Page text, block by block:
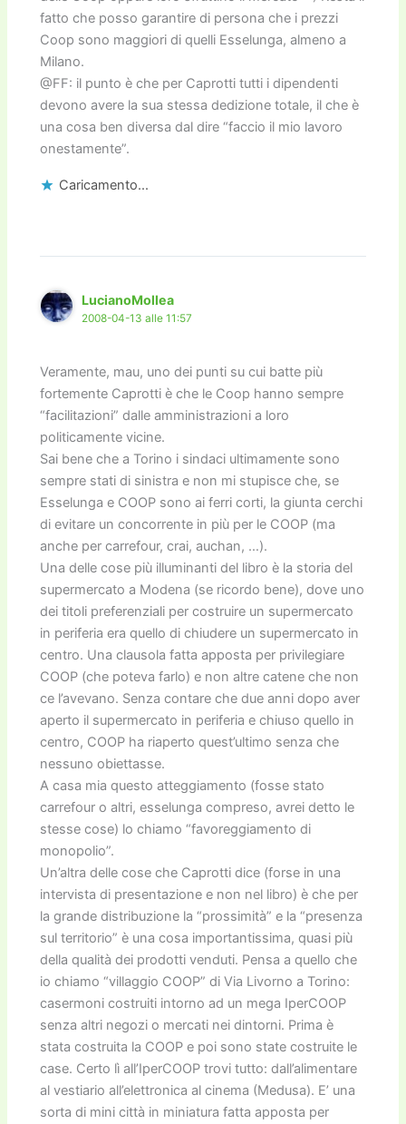
fatto che posso garantire di persona che i prezzi
Coop sono maggiori di quelli Esselunga, almeno a
Milano.
@FF: il punto è che per Caprotti tutti i dipendenti
devono avere la sua stessa dedizione totale, il che è
una cosa ben diversa dal dire “faccio il mio lavoro
onestamente”.
Caricamento...
LucianoMollea
2008-04-13 alle 11:57
Veramente, mau, uno dei punti su cui batte più
fortemente Caprotti è che le Coop hanno sempre
“facilitazioni” dalle amministrazioni a loro
politicamente vicine.
Sai bene che a Torino i sindaci ultimamente sono
sempre stati di sinistra e non mi stupisce che, se
Esselunga e COOP sono ai ferri corti, la giunta cerchi
di evitare un concorrente in più per le COOP (ma
anche per carrefour, crai, auchan, …).
Una delle cose più illuminanti del libro è la storia del
supermercato a Modena (se ricordo bene), dove uno
dei titoli preferenziali per costruire un supermercato
in periferia era quello di chiudere un supermercato in
centro. Una clausola fatta apposta per privilegiare
COOP (che poteva farlo) e non altre catene che non
ce l’avevano. Senza contare che due anni dopo aver
aperto il supermercato in periferia e chiuso quello in
centro, COOP ha riaperto quest’ultimo senza che
nessuno obiettasse.
A casa mia questo atteggiamento (fosse stato
carrefour o altri, esselunga compreso, avrei detto le
stesse cose) lo chiamo “favoreggiamento di
monopolio”.
Un’altra delle cose che Caprotti dice (forse in una
intervista di presentazione e non nel libro) è che per
la grande distribuzione la “prossimità” e la “presenza
sul territorio” è una cosa importantissima, quasi più
della qualità dei prodotti venduti. Pensa a quello che
io chiamo “villaggio COOP” di Via Livorno a Torino:
casermoni costruiti intorno ad un mega IperCOOP
senza altri negozi o mercati nei dintorni. Prima è
stata costruita la COOP e poi sono state costruite le
case. Certo lì all’IperCOOP trovi tutto: dall’alimentare
al vestiario all’elettronica al cinema (Medusa). E’ una
sorta di mini città in miniatura fatta apposta per